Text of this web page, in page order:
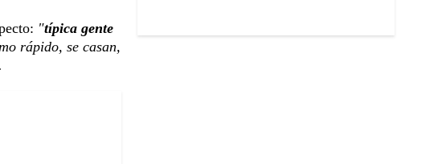
"típica gente
rápido, se casan,